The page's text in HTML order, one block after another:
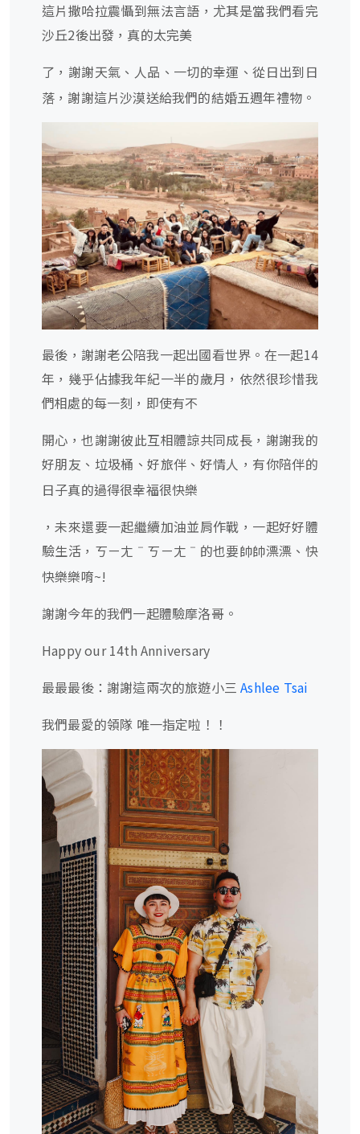
這片撒哈拉震懾到無法言語，尤其是當我們看完
沙丘2後出發，真的太完美
了，謝謝天氣 、 人品 、 一切的幸運 、從日出到日
落，謝謝這片沙漠送給我們的結婚五週年禮物。
最後，謝謝老公陪我一起出國看世界。在一起14
年，幾乎佔據我年紀一半的歲月，依然很珍惜我
們相處的每一刻，即使有不
開心，也謝謝彼此互相體諒共同成長，謝謝我的
好朋友 、 垃圾桶 、好旅伴 、 好情人，有你陪伴的
日子真的過得很幸福很快樂
，未來還要一起繼續加油並肩作戰，一起好好體
驗生活，ㄎㄧㄤˉㄎㄧㄤˉ的也要帥帥漂漂 、 快
快樂樂唷~!
謝謝今年的我們一起體驗摩洛哥。
Happy our 14th Anniversary
最最最後：謝謝這兩次的旅遊小三Ashlee Tsai
我們最愛的領隊 唯一指定啦！！